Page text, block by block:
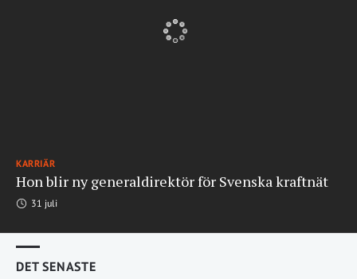
KARRIÄR
Hon blir ny generaldirektör för Svenska kraftnät
31 juli
DET SENASTE